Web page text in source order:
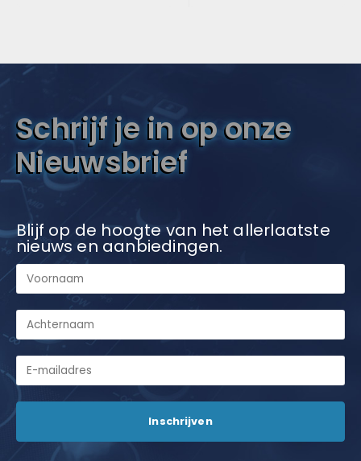
Schrijf je in op onze
Nieuwsbrief
Blijf op de hoogte van het allerlaatste
nieuws en aanbiedingen.